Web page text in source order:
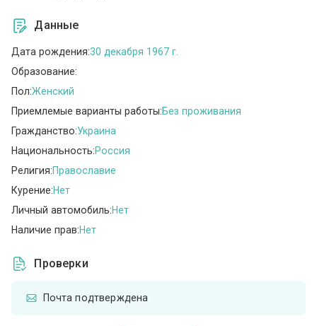
Данные
Дата рождения:30 декабря 1967 г.
Образование:
Пол:Женский
Приемлемые варианты работы:Без проживания
Гражданство:Украина
Национальность:Россия
Религия:Православие
Курение:Нет
Личный автомобиль:Нет
Наличие прав:Нет
Проверки
Почта подтверждена